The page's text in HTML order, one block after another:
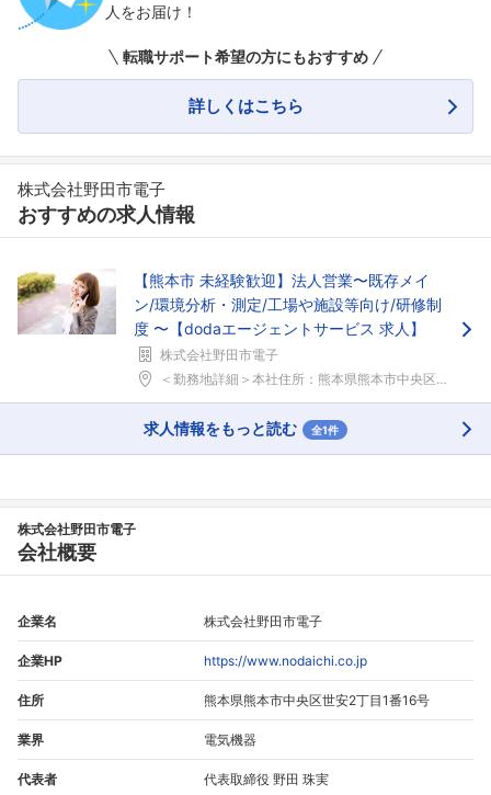
人をお届け！
転職サポート希望の方にもおすすめ
詳しくはこちら
株式会社野田市電子
おすすめの求人情報
【熊本市 未経験歓迎】法人営業〜既存メイ
ン/環境分析・測定/工場や施設等向け/研修制
度 〜【dodaエージェントサービス 求人】
株式会社野田市電子
＜勤務地詳細＞本社住所：熊本県熊本市中央区世安2-...
求人情報をもっと読む 全1件
株式会社野田市電子
会社概要
企業名 株式会社野田市電子
企業HP https://www.nodaichi.co.jp
住所 熊本県熊本市中央区世安2丁目1番16号
業界 電気機器
代表者 代表取締役 野田 珠実